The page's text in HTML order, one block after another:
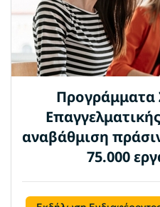
Προγράμματα
αναβάθμιση
75.000